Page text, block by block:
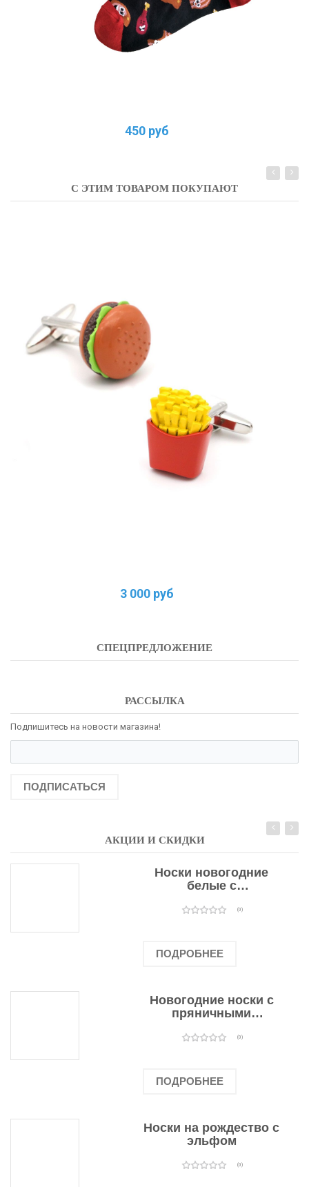
450 руб
С ЭТИМ ТОВАРОМ ПОКУПАЮТ
3 000 руб
СПЕЦПРЕДЛОЖЕНИЕ
РАССЫЛКА
Подпишитесь на новости магазина!
ПОДПИСАТЬСЯ
АКЦИИ И СКИДКИ
Носки новогодние
белые с
оленями(0)
ПОДРОБНЕЕ
Новогодние носки с
пряничными
(0)
ПОДРОБНЕЕ
Носки на рождество с
эльфом
(0)